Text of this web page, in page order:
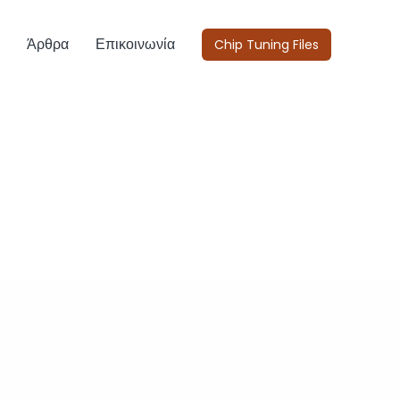
Άρθρα Επικοινωνία Chip Tuning Files